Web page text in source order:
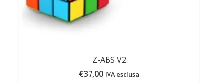
Z-ABS V2
€37,00 IVA esclusa